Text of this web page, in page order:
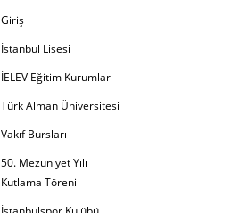
Giriş
İstanbul Lisesi
İELEV Eğitim Kurumları
Türk Alman Üniversitesi
Vakıf Bursları
50. Mezuniyet Yılı
Kutlama Töreni